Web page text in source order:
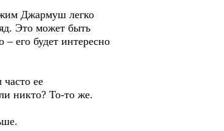
Джармуш легко
Это может быть
его будет интересно
ее
никто? То-то же.